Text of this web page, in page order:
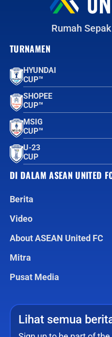
Rumah
TURNAMEN
HYUNDAI
CUP™
SHOPEE
CUP™
MSIG
CUP™
U-23
CUP
DI DALAM ASEAN UNITED
Berita
Video
About ASEAN United FC
Mitra
Pusat Media
Lihat semua